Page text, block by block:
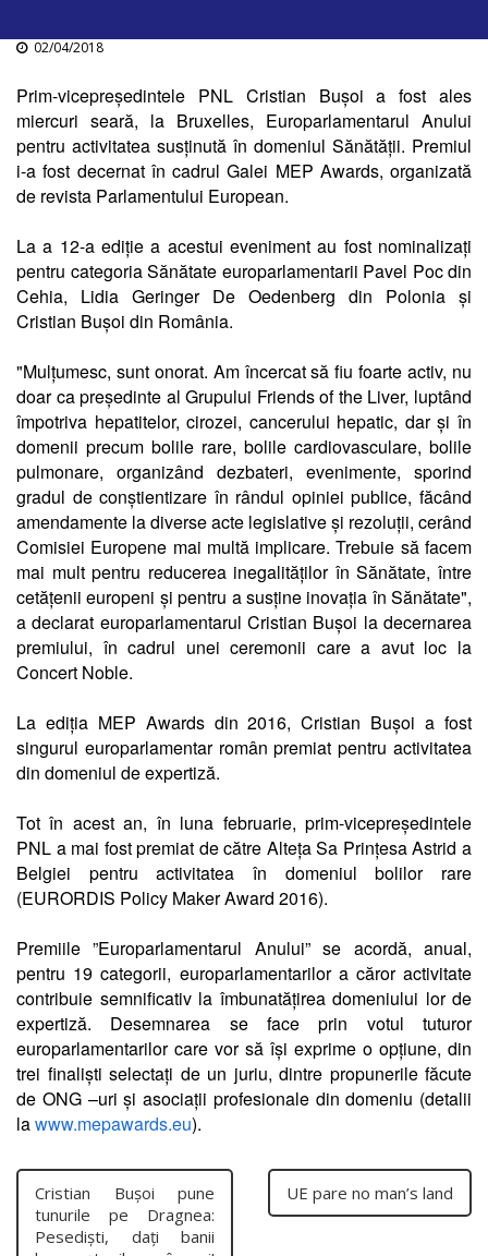
02/04/2018
Prim-vicepreședintele PNL Cristian Bușoi a fost ales
miercuri seară, la Bruxelles, Europarlamentarul Anului
pentru activitatea susținută în domeniul Sănătății. Premiul
i-a fost decernat în cadrul Galei MEP Awards, organizată
de revista Parlamentului European.
La a 12-a ediție a acestui eveniment au fost nominalizați
pentru categoria Sănătate europarlamentarii Pavel Poc din
Cehia, Lidia Geringer De Oedenberg din Polonia și
Cristian Bușoi din România.
"Mulțumesc, sunt onorat. Am încercat să fiu foarte activ, nu
doar ca președinte al Grupului Friends of the Liver, luptând
împotriva hepatitelor, cirozei, cancerului hepatic, dar și în
domenii precum bolile rare, bolile cardiovasculare, bolile
pulmonare, organizând dezbateri, evenimente, sporind
gradul de conștientizare în rândul opiniei publice, făcând
amendamente la diverse acte legislative și rezoluții, cerând
Comisiei Europene mai multă implicare. Trebuie să facem
mai mult pentru reducerea inegalităților în Sănătate, între
cetățenii europeni și pentru a susține inovația în Sănătate",
a declarat europarlamentarul Cristian Bușoi la decernarea
premiului, în cadrul unei ceremonii care a avut loc la
Concert Noble.
La ediția MEP Awards din 2016, Cristian Bușoi a fost
singurul europarlamentar român premiat pentru activitatea
din domeniul de expertiză.
Tot în acest an, în luna februarie, prim-vicepreședintele
PNL a mai fost premiat de către Alteța Sa Prințesa Astrid a
Belgiei pentru activitatea în domeniul bolilor rare
(EURORDIS Policy Maker Award 2016).
Premiile ”Europarlamentarul Anului” se acordă, anual,
pentru 19 categorii, europarlamentarilor a căror activitate
contribuie semnificativ la îmbunatățirea domeniului lor de
expertiză. Desemnarea se face prin votul tuturor
europarlamentarilor care vor să își exprime o opțiune, din
trei finaliști selectați de un juriu, dintre propunerile făcute
de ONG –uri și asociații profesionale din domeniu (detalii
lawww.mepawards.eu).
Cristian Buşoi pune
tunurile pe Dragnea:
Pesedişti, daţi banii
UE pare no man’s land